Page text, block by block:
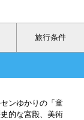
旅行条件
ンゆかりの「童
的な宮殿、美術